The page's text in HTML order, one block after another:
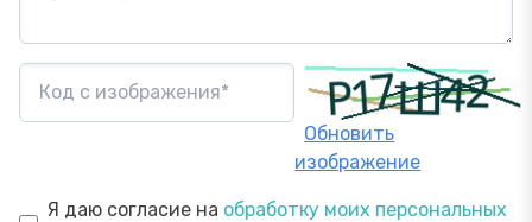
Обновить
изображение
Я даю согласие на обработку моих персональных